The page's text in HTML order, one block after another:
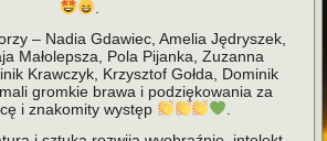
– Nadia Gdawiec, Amelia Jędryszek,
Małolepsza, Pola Pijanka, Zuzanna
Krawczyk, Krzysztof Gołda, Dominik
gromkie brawa i podziękowania za
i znakomity występ